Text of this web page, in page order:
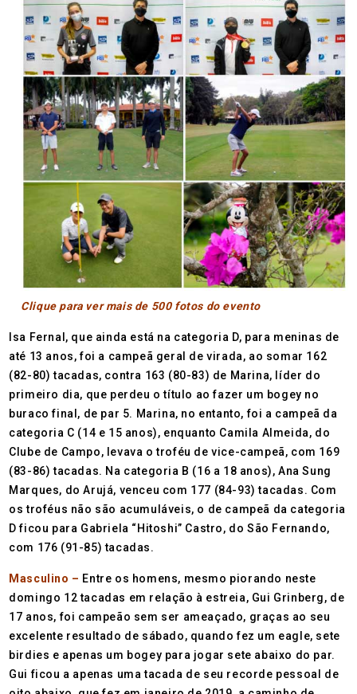
Clique para ver mais de 500 fotos do evento
Isa Fernal, que ainda está na categoria D, para meninas de
até 13 anos, foi a campeã geral de virada, ao somar 162
(82-80) tacadas, contra 163 (80-83) de Marina, líder do
primeiro dia, que perdeu o título ao fazer um bogey no
buraco final, de par 5. Marina, no entanto, foi a campeã da
categoria C (14 e 15 anos), enquanto Camila Almeida, do
Clube de Campo, levava o troféu de vice-campeã, com 169
(83-86) tacadas. Na categoria B (16 a 18 anos), Ana Sung
Marques, do Arujá, venceu com 177 (84-93) tacadas. Com
os troféus não são acumuláveis, o de campeã da categoria
D ficou para Gabriela “Hitoshi” Castro, do São Fernando,
com 176 (91-85) tacadas.
Masculino – Entre os homens, mesmo piorando neste
domingo 12 tacadas em relação à estreia, Gui Grinberg, de
17 anos, foi campeão sem ser ameaçado, graças ao seu
excelente resultado de sábado, quando fez um eagle, sete
birdies e apenas um bogey para jogar sete abaixo do par.
Gui ficou a apenas uma tacada de seu recorde pessoal de